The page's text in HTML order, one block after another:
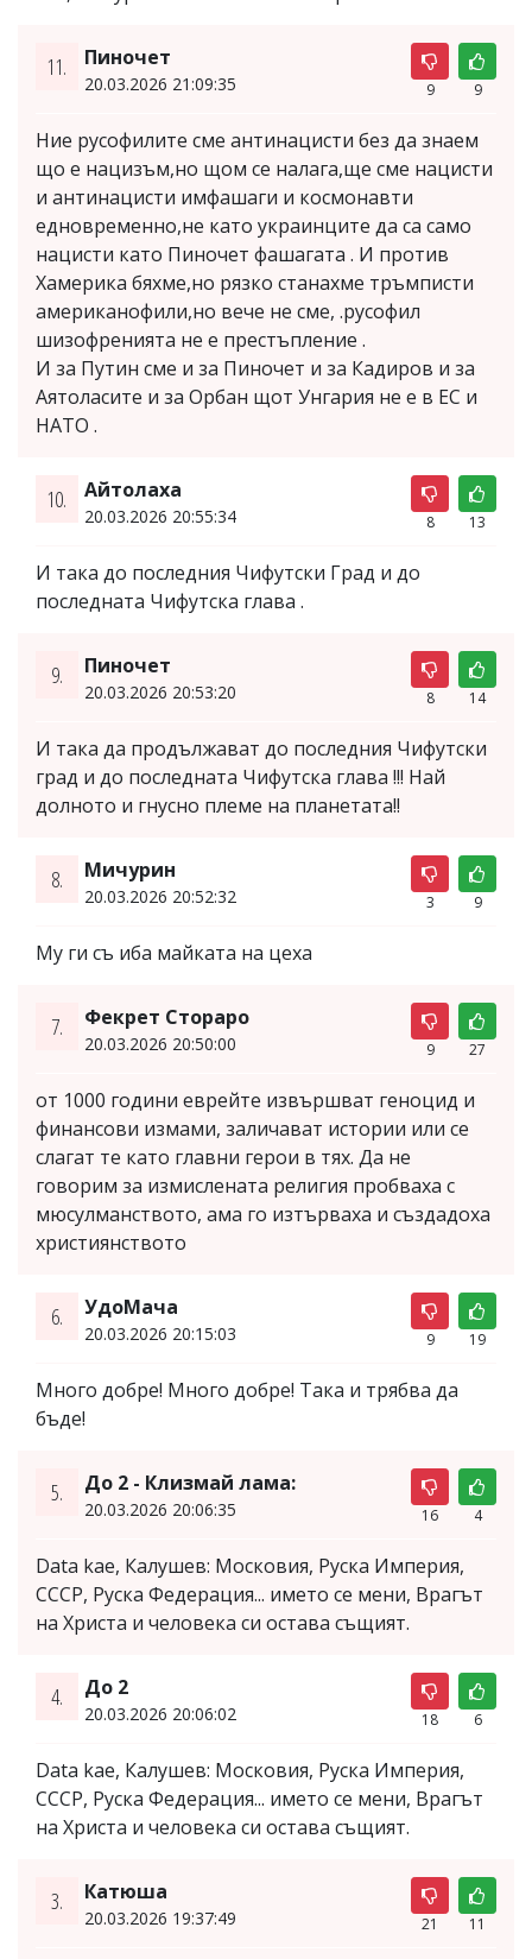
11. Пиночет
20.03.2026 21:09:35 9 9
Ние русофилите сме антинацисти без да знаем
що е нацизъм,но щом се налага,ще сме нацисти
и антинацисти имфашаги и космонавти
едновременно,не като украинците да са само
нацисти като Пиночет фашагата . И против
Хамерика бяхме,но рязко станахме тръмписти
американофили,но вече не сме, .русофил
шизофренията не е престъпление .
И за Путин сме и за Пиночет и за Кадиров и за
Аятоласите и за Орбан щот Унгария не е в ЕС и
НАТО .
10. Aйтолаха
20.03.2026 20:55:34 8 13
И така до последния Чифутски Град и до
последната Чифутска глава .
9. Пиночет
20.03.2026 20:53:20 8 14
И така да продължават до последния Чифутски
град и до последната Чифутска глава !!! Най
долното и гнусно племе на планетата!!
8. Мичурин
20.03.2026 20:52:32 3 9
Му ги съ иба майката на цеха
7. Фекрет Стораро
20.03.2026 20:50:00 9 27
от 1000 години еврейте извършват геноцид и
финансови измами, заличават истории или се
слагат те като главни герои в тях. Да не
говорим за измислената религия пробваха с
мюсулманството, ама го изтърваха и създадоха
християнството
6. УдоМача
20.03.2026 20:15:03 9 19
Много добре! Много добре! Така и трябва да
бъде!
5. До 2 - Клизмай лама:
20.03.2026 20:06:35 16 4
Data kae, Калушев: Московия, Руска Империя,
СССР, Руска Федерация... името се мени, Врагът
на Христа и человека си остава същият.
4. До 2
20.03.2026 20:06:02 18 6
Data kae, Калушев: Московия, Руска Империя,
СССР, Руска Федерация... името се мени, Врагът
на Христа и человека си остава същият.
3. Катюша
20.03.2026 19:37:49 21 11